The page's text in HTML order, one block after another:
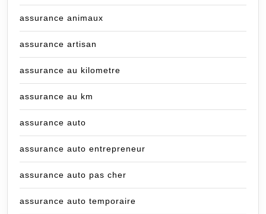
assurance animaux
assurance artisan
assurance au kilometre
assurance au km
assurance auto
assurance auto entrepreneur
assurance auto pas cher
assurance auto temporaire